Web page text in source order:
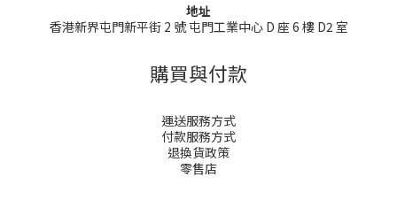
地址
香港新界屯門新平街 2 號 屯門工業中心 D 座 6 樓 D2 室
購買與付款
運送服務方式
付款服務方式
退換貨政策
零售店